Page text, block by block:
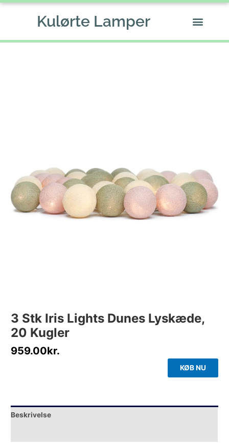
Gå
Kulørte Lamper
3 Stk Iris Lights Dunes Lyskæde,
20 Kugler
959.00kr.
KØB NU
Beskrivelse